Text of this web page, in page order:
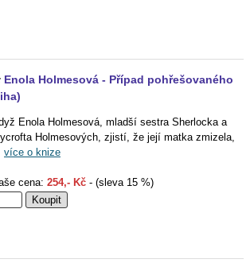
Enola Holmesová - Případ pohřešovaného
Enola Holmesová, mladší sestra Sherlocka a
Holmesových, zjistí, že její matka zmizela,
více o knize
cena: 254,- Kč - (sleva 15 %)